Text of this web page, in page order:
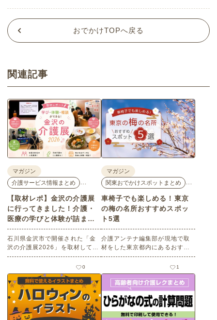
おでかけTOPへ戻る
関連記事
マガジン
介護サービス情報まとめ
…
【取材レポ】金沢の介護展
に行ってきました！介護・
医療の学びと体験が詰まっ
た1日。
石川県金沢市で開催された「金
沢の介護展2026」を取材してき
ました。医師による人気講演か
ら、気軽に参加できるミニ講
座、体験型の企業ブースまで、
介護・医療・健康の“学び・体
験・相談”が一度にできる、見ど
ころ満載のイベントの様子をレ
ポートします。
0
マガジン
関東おでかけスポットまとめ
…
車椅子でも楽しめる！東京
の梅の名所おすすめスポッ
ト5選
介護アンテナ編集部が現地で取
材をした東京都内にあるおすす
めの梅の名所を５選紹介しま
す。見どころはもちろんのこと
バリアフリーの設備面について
も紹介しているので、介護施設
などでの外出アクティビティの
事前チェックの際にぜひ参考に
してください。
1